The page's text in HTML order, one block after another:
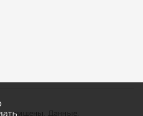
защищены. Данные,